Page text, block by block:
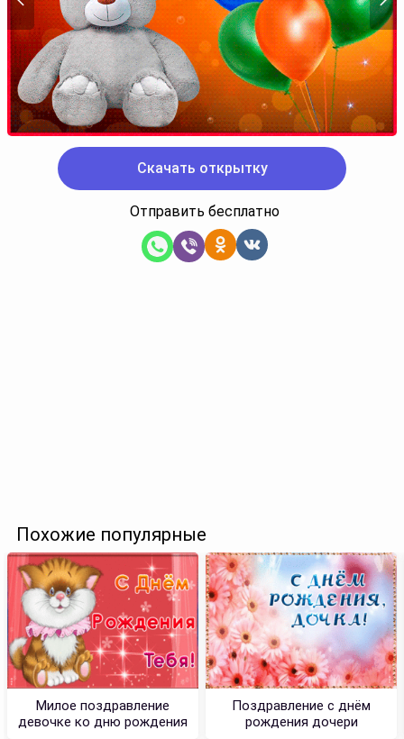
Скачать открытку
Отправить бесплатно
Похожие популярные
Милое поздравление
девочке ко дню рождения
Поздравление с днём
рождения дочери